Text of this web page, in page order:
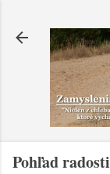
Pohľad radosti